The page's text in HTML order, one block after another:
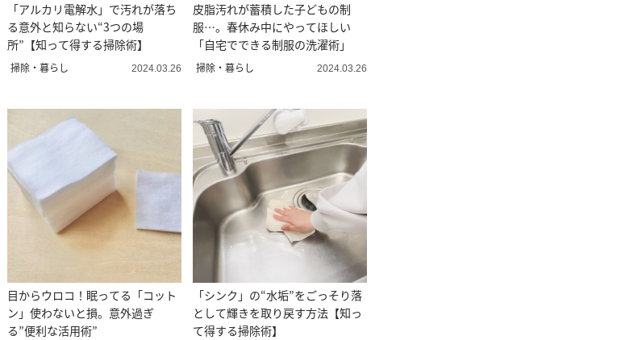
「アルカリ電解水」で汚れが落ち
る意外と知らない“3つの場
所”【知って得する掃除術】
掃除・暮らし 2024.03.26
皮脂汚れが蓄積した子どもの制
服…。春休み中にやってほしい
「自宅でできる制服の洗濯術」
掃除・暮らし 2024.03.26
目からウロコ！眠ってる「コット
ン」使わないと損。意外過ぎ
る”便利な活用術”
「シンク」の“水垢”をごっそり落
として輝きを取り戻す方法【知っ
て得する掃除術】